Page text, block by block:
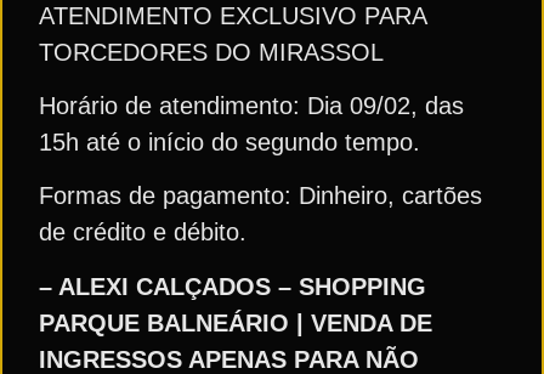
ATENDIMENTO EXCLUSIVO PARA
TORCEDORES DO MIRASSOL
Horário de atendimento: Dia 09/02, das
15h até o início do segundo tempo.
Formas de pagamento: Dinheiro, cartões
de crédito e débito.
– ALEXI CALÇADOS – SHOPPING
PARQUE BALNEÁRIO | VENDA DE
INGRESSOS APENAS PARA NÃO